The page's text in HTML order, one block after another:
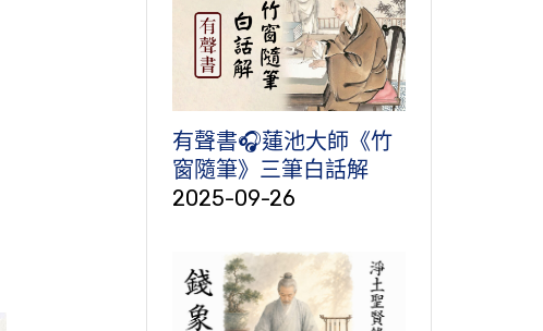
有聲書🎧蓮池大師《竹
窗隨筆》三筆白話解
2025-09-26